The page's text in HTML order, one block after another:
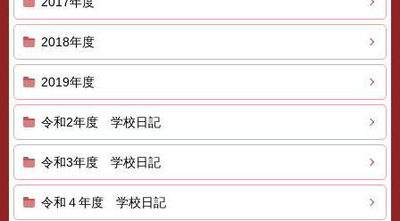
2018年度
2019年度
令和2年度 学校日記
令和3年度 学校日記
令和４年度 学校日記